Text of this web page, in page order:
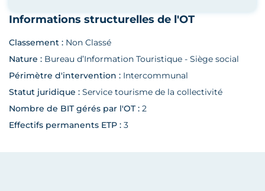
Informations structurelles de l'OT
Classement : Non Classé
Nature : Bureau d’Information Touristique - Siège social
Périmètre d'intervention : Intercommunal
Statut juridique : Service tourisme de la collectivité
Nombre de BIT gérés par l'OT : 2
Effectifs permanents ETP : 3